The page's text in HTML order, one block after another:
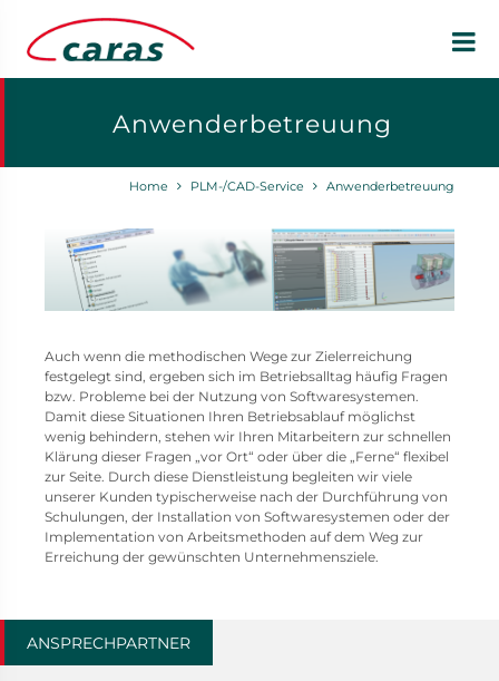
Anwenderbetreuung
Home PLM-/CAD-Service Anwenderbetreuung
Auch wenn die methodischen Wege zur Zielerreichung
festgelegt sind, ergeben sich im Betriebsalltag häufig Fragen
bzw. Probleme bei der Nutzung von Softwaresystemen.
Damit diese Situationen Ihren Betriebsablauf möglichst
wenig behindern, stehen wir Ihren Mitarbeitern zur schnellen
Klärung dieser Fragen „vor Ort“ oder über die „Ferne“ flexibel
zur Seite. Durch diese Dienstleistung begleiten wir viele
unserer Kunden typischerweise nach der Durchführung von
Schulungen, der Installation von Softwaresystemen oder der
Implementation von Arbeitsmethoden auf dem Weg zur
Erreichung der gewünschten Unternehmensziele.
ANSPRECHPARTNER